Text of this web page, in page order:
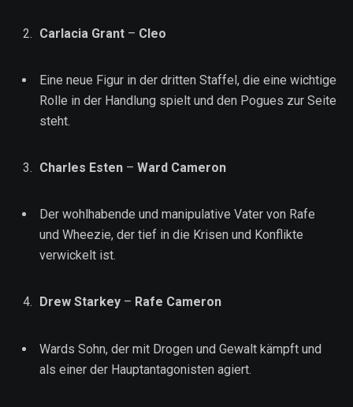
Carlacia Grant – Cleo
Eine neue Figur in der dritten Staffel, die eine wichtige
Rolle in der Handlung spielt und den Pogues zur Seite
steht.
Charles Esten – Ward Cameron
Der wohlhabende und manipulative Vater von Rafe
und Wheezie, der tief in die Krisen und Konflikte
verwickelt ist.
Drew Starkey – Rafe Cameron
Wards Sohn, der mit Drogen und Gewalt kämpft und
als einer der Hauptantagonisten agiert.